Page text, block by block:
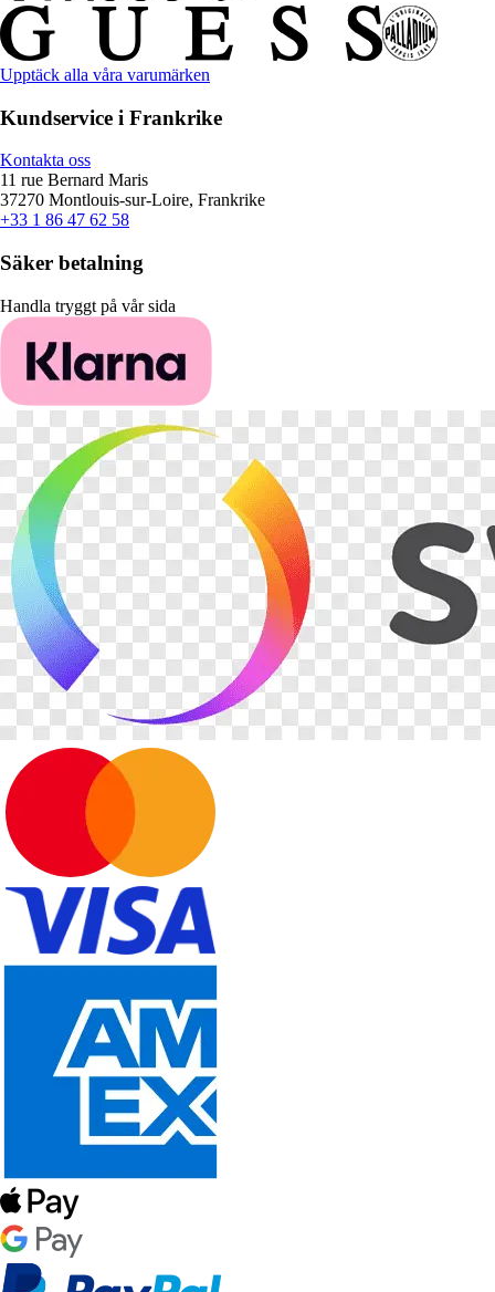
Upptäck alla våra varumärken
Kundservice i Frankrike
Kontakta oss
11 rue Bernard Maris
37270 Montlouis-sur-Loire, Frankrike
+33 1 86 47 62 58
Säker betalning
Handla tryggt på vår sida